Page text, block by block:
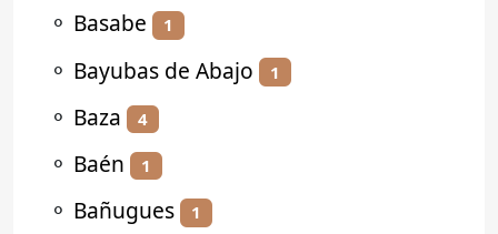
⚬ Basabe 1
⚬ Bayubas de Abajo 1
⚬ Baza 4
⚬ Baén 1
⚬ Bañugues 1